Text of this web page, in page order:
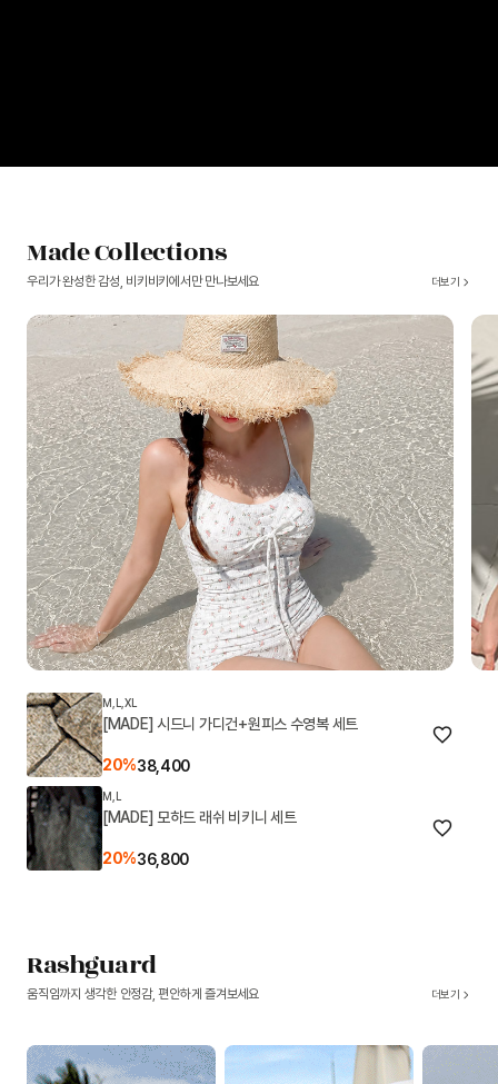
Made Collections
우리가 완성한 감성, 비키비키에서만 만나보세요 더보기
M,L,XL
[MADE] 시드니 가디건+원피스 수영복 세트
20%38,400
M,L
[MADE] 모하드 래쉬 비키니 세트
20%36,800
Rashguard
움직임까지 생각한 안정감, 편안하게 즐겨보세요 더보기